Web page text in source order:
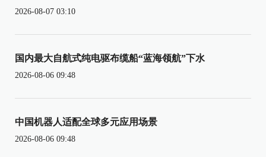
2026-08-07 03:10
国内最大自航式纯电驱布缆船“蓝海领航”下水
2026-08-06 09:48
中国机器人适配全球多元应用场景
2026-08-06 09:48